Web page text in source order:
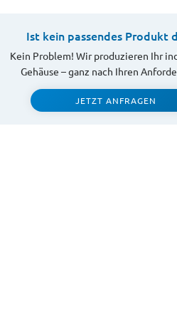
Ist kein passendes Produkt
Kein Problem! Wir produzieren Ihr
Gehäuse – ganz nach Ihren
JETZT ANFRAGEN